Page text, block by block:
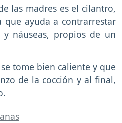
las madres es el cilantro,
que ayuda a contrarrestar
náuseas, propios de un
tome bien caliente y que
de la cocción y al final,